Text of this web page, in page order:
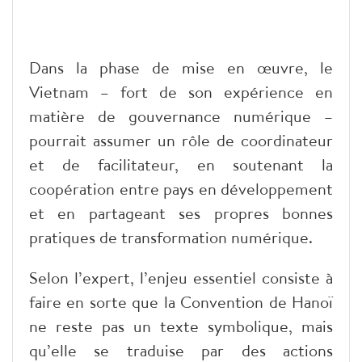
Dans la phase de mise en œuvre, le
Vietnam – fort de son expérience en
matière de gouvernance numérique –
pourrait assumer un rôle de coordinateur
et de facilitateur, en soutenant la
coopération entre pays en développement
et en partageant ses propres bonnes
pratiques de transformation numérique.
Selon l’expert, l’enjeu essentiel consiste à
faire en sorte que la Convention de Hanoï
ne reste pas un texte symbolique, mais
qu’elle se traduise par des actions